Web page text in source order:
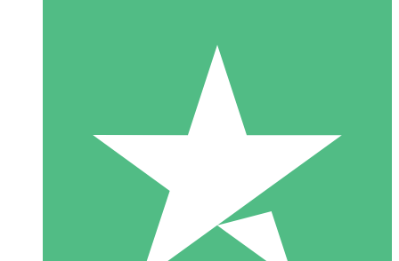
Individuella Kreditpaket
Betala per användning med nedladdningskrediter. Inget
1 Nedladdningar
10 00